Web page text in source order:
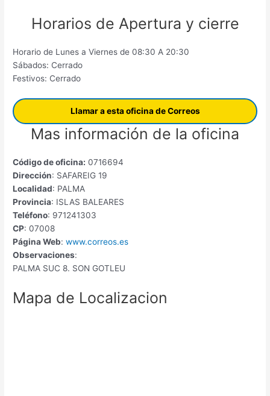
Horarios de Apertura y cierre
Horario de Lunes a Viernes de 08:30 A 20:30
Sábados: Cerrado
Festivos: Cerrado
Llamar a esta oficina de Correos
Mas información de la oficina
Código de oficina: 0716694
Dirección: SAFAREIG 19
Localidad: PALMA
Provincia: ISLAS BALEARES
Teléfono: 971241303
CP: 07008
Página Web: www.correos.es
Observaciones:
PALMA SUC 8. SON GOTLEU
Mapa de Localizacion